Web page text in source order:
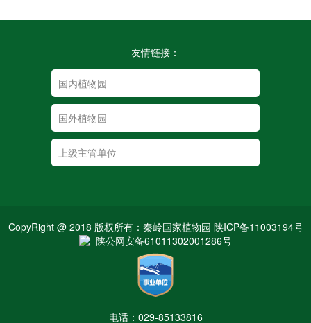
友情链接：
CopyRight @ 2018 版权所有：秦岭国家植物园 陕ICP备11003194号
陕公网安备61011302001286号
电话：029-85133816